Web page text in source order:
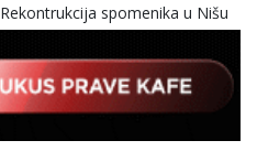
Rekontrukcija spomenika u Nišu